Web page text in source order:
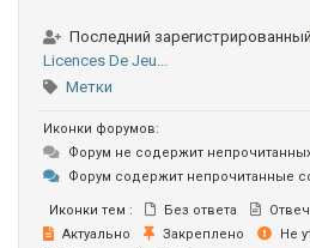
Последний
Licences De Jeu...
Метки
Иконки форумов:
Форум не содержит
Форум содержит непрочитанные
Иконки тем : Без ответа
Актуально
Закреплено Не